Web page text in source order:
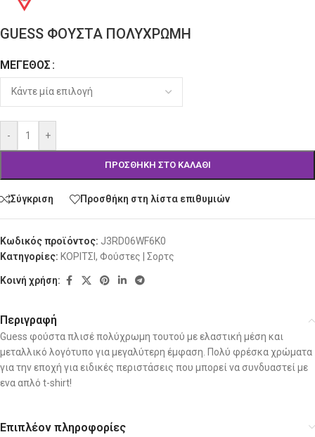
GUESS ΦΟΥΣΤΑ ΠΟΛΥΧΡΩΜΗ
ΜΈΓΕΘΟΣ
- +
ΠΡΟΣΘΉΚΗ ΣΤΟ ΚΑΛΆΘΙ
Alternative:
Σύγκριση Προσθήκη στη λίστα επιθυμιών
Κωδικός προϊόντος: J3RD06WF6K0
Κατηγορίες: ΚΟΡΙΤΣΙ , Φούστες | Σορτς
Κοινή χρήση:
Περιγραφή
Guess φούστα πλισέ πολύχρωμη τουτού με ελαστική μέση και
μεταλλικό λογότυπο για μεγαλύτερη έμφαση. Πολύ φρέσκα χρώματα
για την εποχή για ειδικές περιστάσεις που μπορεί να συνδυαστεί με
ενα απλό t-shirt!
Επιπλέον πληροφορίες